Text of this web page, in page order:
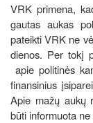
VRK primena,
gautas aukas
pateikti VRK ne
dienos. Per tokį
apie politinės
finansinius
Apie mažų aukų
būti informuota